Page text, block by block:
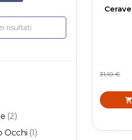
31,10 €
Cerca
2Articoli
Occhi 1Elemento